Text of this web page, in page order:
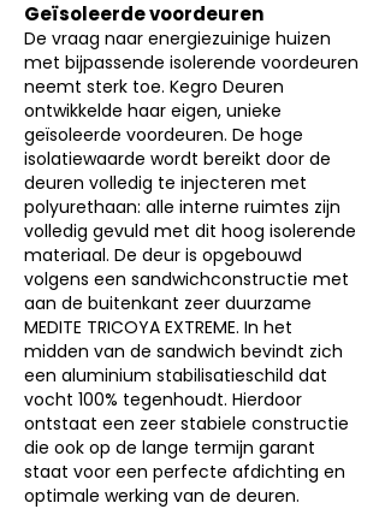
Geïsoleerde voordeuren
De vraag naar energiezuinige huizen
met bijpassende isolerende voordeuren
neemt sterk toe. Kegro Deuren
ontwikkelde haar eigen, unieke
geïsoleerde voordeuren. De hoge
isolatiewaarde wordt bereikt door de
deuren volledig te injecteren met
polyurethaan: alle interne ruimtes zijn
volledig gevuld met dit hoog isolerende
materiaal. De deur is opgebouwd
volgens een sandwichconstructie met
aan de buitenkant zeer duurzame
MEDITE TRICOYA EXTREME. In het
midden van de sandwich bevindt zich
een aluminium stabilisatieschild dat
vocht 100% tegenhoudt. Hierdoor
ontstaat een zeer stabiele constructie
die ook op de lange termijn garant
staat voor een perfecte afdichting en
optimale werking van de deuren.